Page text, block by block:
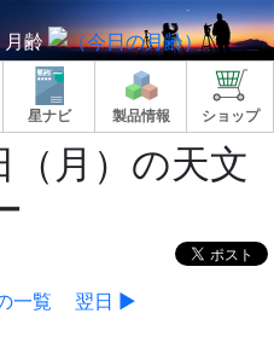
月齢
星ナビ 製品情報 ショップ
月）の天文
一覧 翌日 ▶